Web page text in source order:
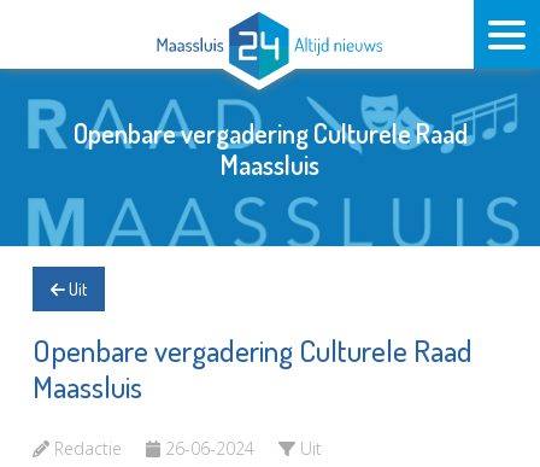
Openbare vergadering Culturele Raad
Maassluis
Uit
Openbare vergadering Culturele Raad
Maassluis
Redactie 26-06-2024 Uit